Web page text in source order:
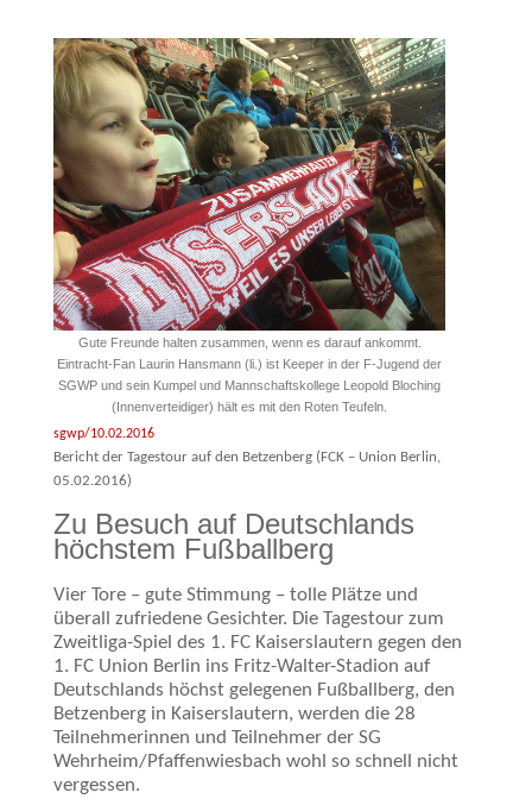
Gute Freunde halten zusammen, wenn es darauf ankommt.
Eintracht-Fan Laurin Hansmann (li.) ist Keeper in der F-Jugend der
SGWP und sein Kumpel und Mannschaftskollege Leopold Bloching
(Innenverteidiger) hält es mit den Roten Teufeln.
sgwp/10.02.2016
Bericht der Tagestour auf den Betzenberg (FCK – Union Berlin,
05.02.2016)
Zu Besuch auf Deutschlands
höchstem Fußballberg
Vier Tore – gute Stimmung – tolle Plätze und
überall zufriedene Gesichter. Die Tagestour zum
Zweitliga-Spiel des 1. FC Kaiserslautern gegen den
1. FC Union Berlin ins Fritz-Walter-Stadion auf
Deutschlands höchst gelegenen Fußballberg, den
Betzenberg in Kaiserslautern, werden die 28
Teilnehmerinnen und Teilnehmer der SG
Wehrheim/Pfaffenwiesbach wohl so schnell nicht
vergessen.